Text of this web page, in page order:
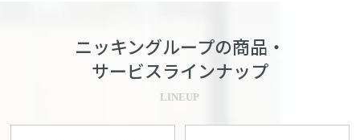
ニッキングループの商品・
サービスラインナップ
LINEUP